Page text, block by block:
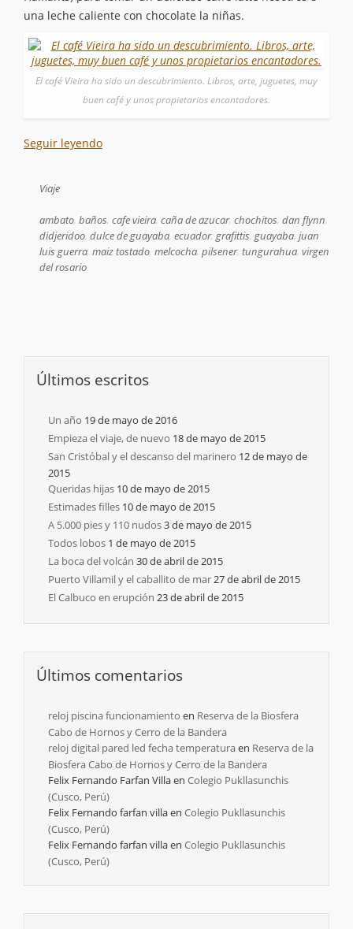
una leche caliente con chocolate la niñas.
El café Vieira ha sido un descubrimiento. Libros, arte, juguetes, muy
buen café y unos propietarios encantadores.
Seguir leyendo
Viaje
ambato, baños, cafe vieira, caña de azucar, chochitos, dan flynn,
didjeridoo, dulce de guayaba, ecuador, grafittis, guayaba, juan
luis guerra, maiz tostado, melcocha, pilsener, tungurahua, virgen
del rosario
Últimos escritos
Un año 19 de mayo de 2016
Empieza el viaje, de nuevo 18 de mayo de 2015
San Cristóbal y el descanso del marinero 12 de mayo de
2015
Queridas hijas 10 de mayo de 2015
Estimades filles 10 de mayo de 2015
A 5.000 pies y 110 nudos3 de mayo de 2015
Todos lobos 1 de mayo de 2015
La boca del volcán 30 de abril de 2015
Puerto Villamil y el caballito de mar27 de abril de 2015
El Calbuco en erupción 23 de abril de 2015
Últimos comentarios
reloj piscina funcionamiento en Reserva de la Biosfera
Cabo de Hornos y Cerro de la Bandera
reloj digital pared led fecha temperaturaen Reserva de la
Biosfera Cabo de Hornos y Cerro de la Bandera
Felix Fernando Farfan Villaen Colegio Pukllasunchis
(Cusco, Perú)
Felix Fernando farfan villaen Colegio Pukllasunchis
(Cusco, Perú)
Felix Fernando farfan villaen Colegio Pukllasunchis
(Cusco, Perú)